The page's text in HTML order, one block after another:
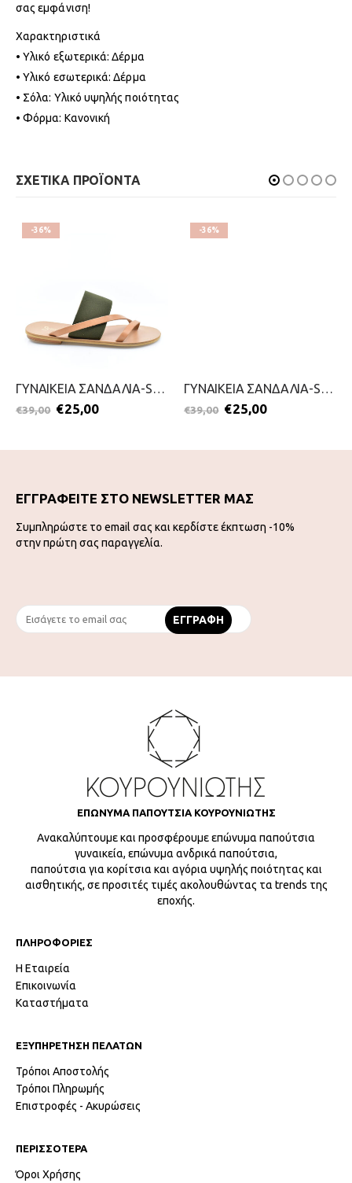
σας εμφάνιση!
Χαρακτηριστικά
• Υλικό εξωτερικά: Δέρμα
• Υλικό εσωτερικά: Δέρμα
• Σόλα: Υλικό υψηλής ποιότητας
• Φόρμα: Κανονική
ΣΧΕΤΙΚΑ ΠΡΟΪΟΝΤΑ
-36%
ΓΥΝΑΙΚΕΙΑ ΣΑΝΔΑΛΙΑ-SANDIA-2099-0955-ΠΡΑΣΙΝΟ
€39,00 €25,00
-36%
ΓΥΝΑΙΚΕΙΑ ΣΑΝΔΑΛΙΑ-SANDIA-2099-0959-ΜΠΕΖ
€39,00 €25,00
ΕΓΓΡΑΦΕΙΤΕ ΣΤΟ NEWSLETTER ΜΑΣ
Συμπληρώστε το email σας και κερδίστε έκπτωση -10%
στην πρώτη σας παραγγελία.
ΕΠΩΝΥΜΑ ΠΑΠΟΥΤΣΙΑ ΚΟΥΡΟΥΝΙΩΤΗΣ
Ανακαλύπτουμε και προσφέρουμε επώνυμα παπούτσια
γυναικεία, επώνυμα ανδρικά παπούτσια,
παπούτσια για κορίτσια και αγόρια υψηλής ποιότητας και
αισθητικής, σε προσιτές τιμές ακολουθώντας τα trends της
εποχής.
ΠΛΗΡΟΦΟΡΙΕΣ
Η Εταιρεία
Επικοινωνία
Καταστήματα
ΕΞΥΠΗΡΕΤΗΣΗ ΠΕΛΑΤΩΝ
Τρόποι Αποστολής
Τρόποι Πληρωμής
Επιστροφές - Ακυρώσεις
ΠΕΡΙΣΣΟΤΕΡΑ
Όροι Χρήσης